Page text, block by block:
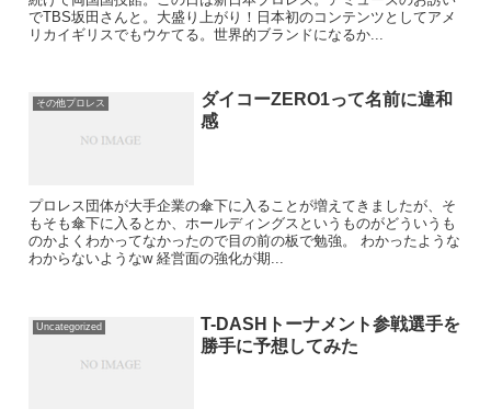
でTBS坂田さんと。大盛り上がり！日本初のコンテンツとしてアメ
リカイギリスでもウケてる。世界的ブランドになるか...
その他プロレス
ダイコーZERO1って名前に違和
感
プロレス団体が大手企業の傘下に入ることが増えてきましたが、そ
もそも傘下に入るとか、ホールディングスというものがどういうも
のかよくわかってなかったので目の前の板で勉強。 わかったような
わからないようなw 経営面の強化が期...
Uncategorized
T-DASHトーナメント参戦選手を
勝手に予想してみた